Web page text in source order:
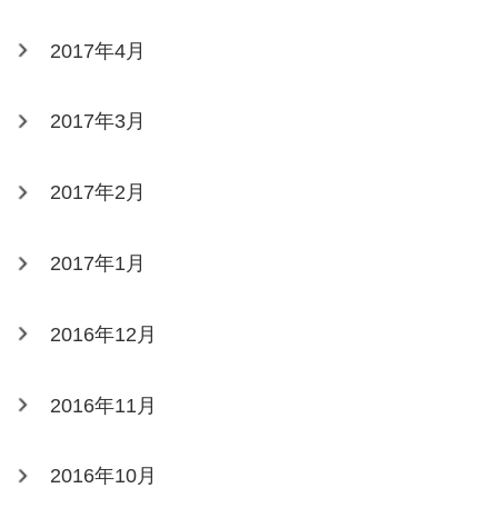
2017年4月
2017年3月
2017年2月
2017年1月
2016年12月
2016年11月
2016年10月